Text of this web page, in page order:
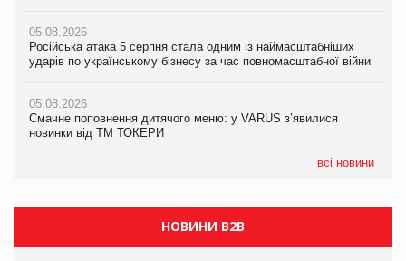
05.08.2026
Російська атака 5 серпня стала одним із наймасштабніших
ударів по українському бізнесу за час повномасштабної війни
05.08.2026
Смачне поповнення дитячого меню: у VARUS з’явилися
новинки від ТМ ТОКЕРИ
всі новини
05.08.2026
Російська атака 5 серпня стала одним із наймасштабніших
ударів по українському бізнесу за час повномасштабної війни
05.08.2026
Смачне поповнення дитячого меню: у VARUS з’явилися
новинки від ТМ ТОКЕРИ
продуктів
НОВИНИ B2B